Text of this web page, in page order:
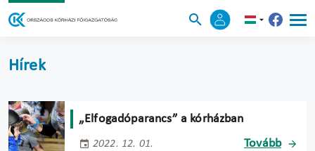
Hírek
„Elfogadóparancs” a kórházban
2022. 12. 01. Tovább